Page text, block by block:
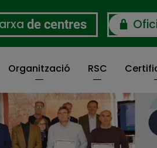
de centres
Organització RSC